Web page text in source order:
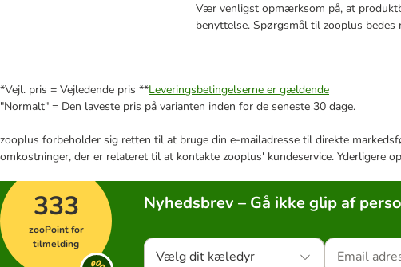
Vær venligst opmærksom på, at
benyttelse. Spørgsmål til zooplus bedes
*Vejl. pris = Vejledende pris **Leveringsbetingelserne er gældende
"Normalt" = Den laveste pris på varianten inden for de seneste 30 dage.
zooplus forbeholder sig retten til at bruge din e-mailadresse til direkte
omkostninger, der er relateret til at kontakte zooplus' kundeservice. Yderligere
333
zooPoint for
tilmelding
Nyhedsbrev – Gå ikke glip af
Vælg dit kæledyr